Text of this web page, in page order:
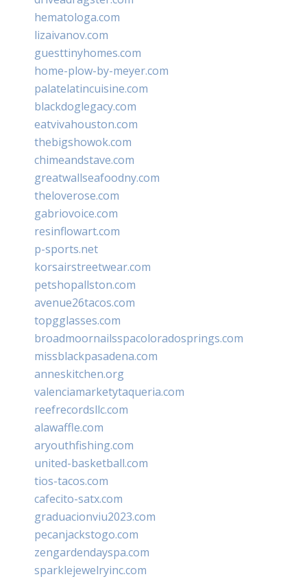
hematologa.com
lizaivanov.com
guesttinyhomes.com
home-plow-by-meyer.com
palatelatincuisine.com
blackdoglegacy.com
eatvivahouston.com
thebigshowok.com
chimeandstave.com
greatwallseafoodny.com
theloverose.com
gabriovoice.com
resinflowart.com
p-sports.net
korsairstreetwear.com
petshopallston.com
avenue26tacos.com
topgglasses.com
broadmoornailsspacoloradosprings.com
missblackpasadena.com
anneskitchen.org
valenciamarketytaqueria.com
reefrecordsllc.com
alawaffle.com
aryouthfishing.com
united-basketball.com
tios-tacos.com
cafecito-satx.com
graduacionviu2023.com
pecanjackstogo.com
zengardendayspa.com
sparklejewelryinc.com